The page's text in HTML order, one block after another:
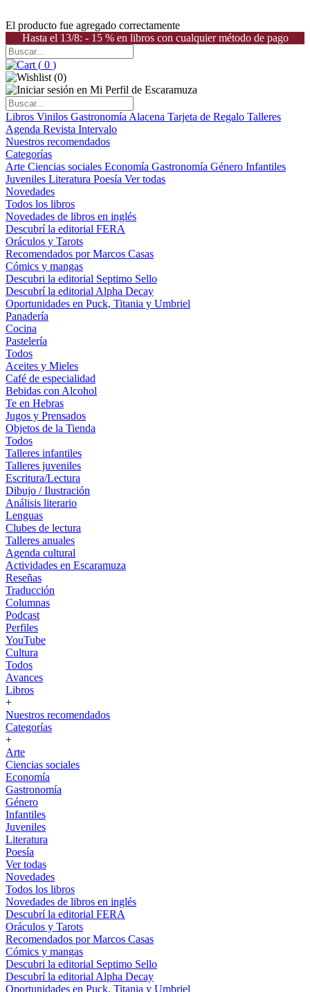
El producto fue agregado correctamente
Hasta el 13/8: - 15 % en libros con cualquier método de pago
( 0 )
(0)
Libros Vinilos Gastronomía Alacena Tarjeta de Regalo Talleres
Agenda Revista Intervalo
Nuestros recomendados
Categorías
Arte Ciencias sociales Economía Gastronomía Género Infantiles
Juveniles Literatura Poesía Ver todas
Novedades
Todos los libros
Novedades de libros en inglés
Descubrí la editorial FERA
Oráculos y Tarots
Recomendados por Marcos Casas
Cómics y mangas
Descubri la editorial Septimo Sello
Descubrí la editorial Alpha Decay
Oportunidades en Puck, Titania y Umbriel
Panadería
Cocina
Pastelería
Todos
Aceites y Mieles
Café de especialidad
Bebidas con Alcohol
Te en Hebras
Jugos y Prensados
Objetos de la Tienda
Todos
Talleres infantiles
Talleres juveniles
Escritura/Lectura
Dibujo / Ilustración
Análisis literario
Lenguas
Clubes de lectura
Talleres anuales
Agenda cultural
Actividades en Escaramuza
Reseñas
Traducción
Columnas
Podcast
Perfiles
YouTube
Cultura
Todos
Avances
Libros
+
Nuestros recomendados
Categorías
+
Arte
Ciencias sociales
Economía
Gastronomía
Género
Infantiles
Juveniles
Literatura
Poesía
Ver todas
Novedades
Todos los libros
Novedades de libros en inglés
Descubrí la editorial FERA
Oráculos y Tarots
Recomendados por Marcos Casas
Cómics y mangas
Descubri la editorial Septimo Sello
Descubrí la editorial Alpha Decay
Oportunidades en Puck, Titania y Umbriel